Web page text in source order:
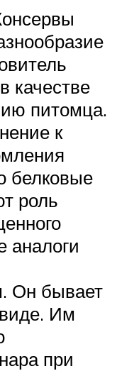
качестве
питомца.
к
белковые
роль
аналоги
Он бывает
Им
при